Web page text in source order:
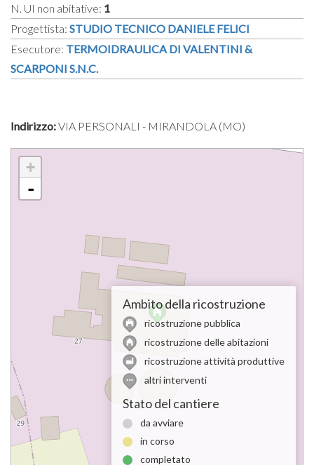
N. UI non abitative: 1
Progettista: STUDIO TECNICO DANIELE FELICI
Esecutore: TERMOIDRAULICA DI VALENTINI &
SCARPONI S.N.C.
Indirizzo:VIA PERSONALI - MIRANDOLA (MO)
+
-
Ambito della ricostruzione
ricostruzione pubblica
ricostruzione delle abitazioni
ricostruzione attività produttive
altri interventi
Stato del cantiere
da avviare
in corso
completato